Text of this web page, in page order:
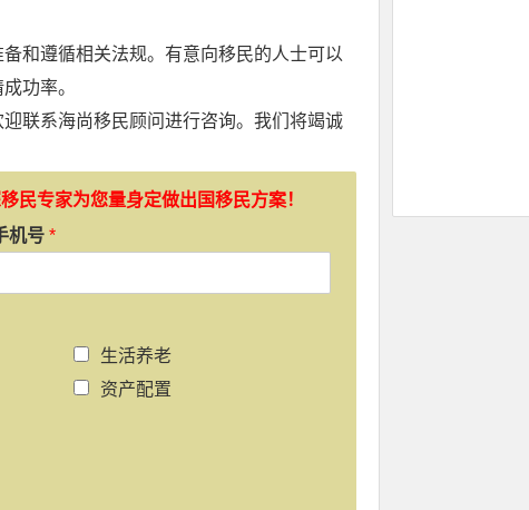
和遵循相关法规。有意向移民的人士可以
功率。
联系海尚移民顾问进行咨询。我们将竭诚
民专家为您量身定做出国移民方案！
机号 *
生活养老
资产配置